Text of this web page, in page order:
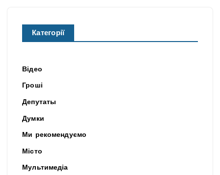
Категорії
Відео
Гроші
Депутаты
Думки
Ми рекомендуємо
Місто
Мультимедіа